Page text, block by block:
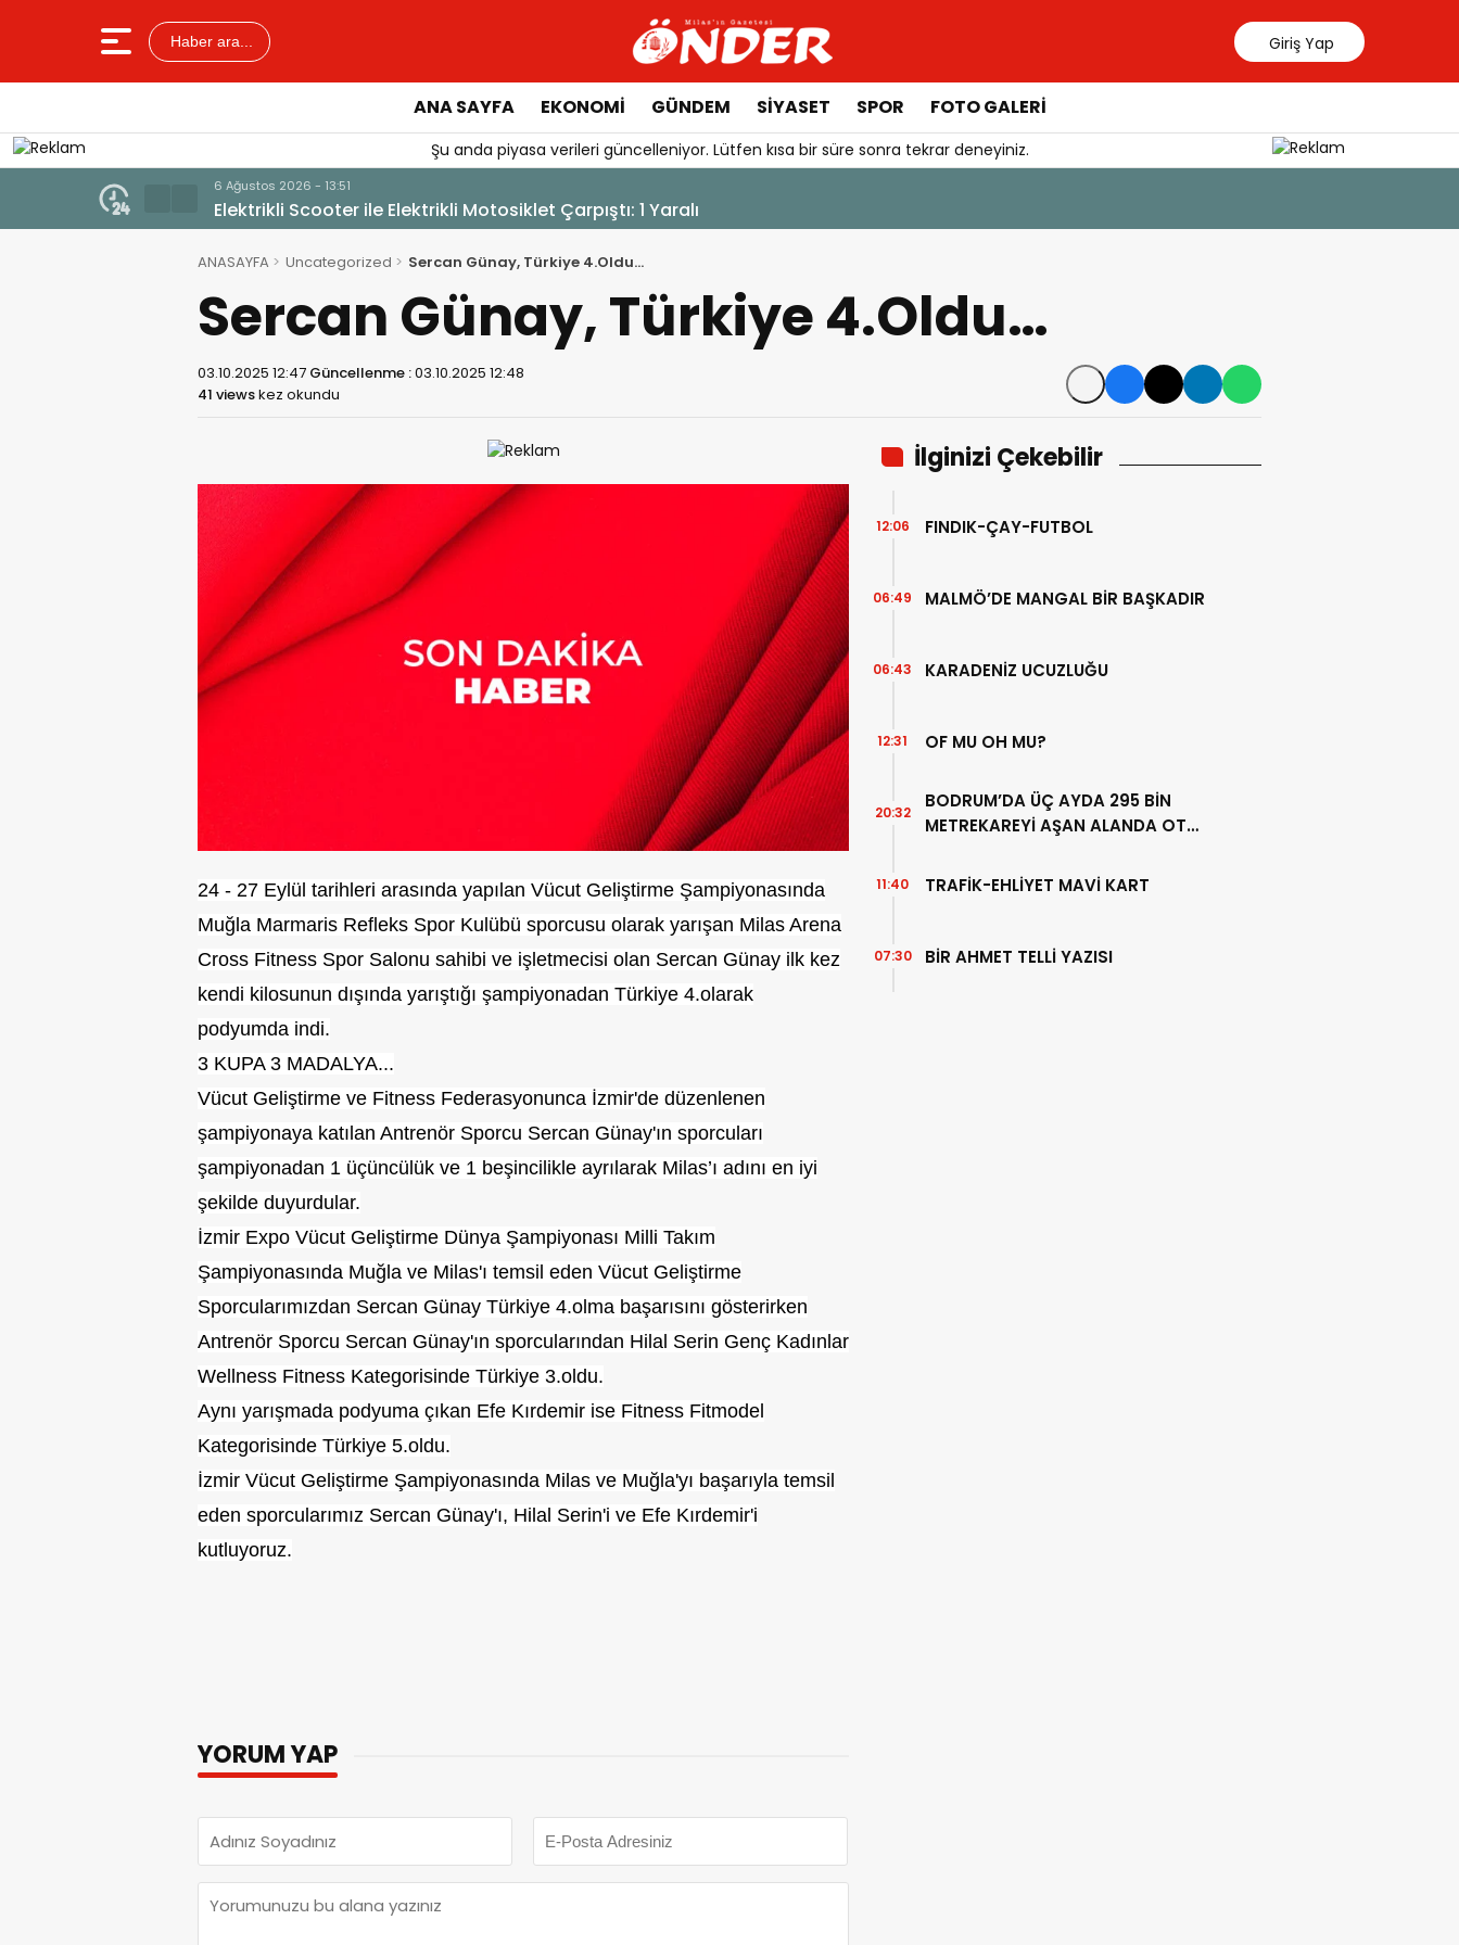
Haber ara... Giriş Yap
ANA SAYFA EKONOMİ GÜNDEM SİYASET SPOR FOTO GALERİ
Şu anda piyasa verileri güncelleniyor. Lütfen kısa bir süre sonra tekrar deneyiniz.
6 Ağustos 2026 - 13:51
Elektrikli Scooter ile Elektrikli Motosiklet Çarpıştı: 1 Yaralı
ANASAYFA Uncategorized Sercan Günay, Türkiye 4.Oldu…
Sercan Günay, Türkiye 4.Oldu…
03.10.2025 12:47 Güncellenme :03.10.2025 12:48
41 viewskez okundu
24 - 27 Eylül tarihleri arasında yapılan Vücut Geliştirme Şampiyonasında
Muğla Marmaris Refleks Spor Kulübü sporcusu olarak yarışan Milas Arena
Cross Fitness Spor Salonu sahibi ve işletmecisi olan Sercan Günay ilk kez
kendi kilosunun dışında yarıştığı şampiyonadan Türkiye 4.olarak
podyumda indi.
3 KUPA 3 MADALYA...
Vücut Geliştirme ve Fitness Federasyonunca İzmir'de düzenlenen
şampiyonaya katılan Antrenör Sporcu Sercan Günay'ın sporcuları
şampiyonadan 1 üçüncülük ve 1 beşincilikle ayrılarak Milas’ı adını en iyi
şekilde duyurdular.
İzmir Expo Vücut Geliştirme Dünya Şampiyonası Milli Takım
Şampiyonasında Muğla ve Milas'ı temsil eden Vücut Geliştirme
Sporcularımızdan Sercan Günay Türkiye 4.olma başarısını gösterirken
Antrenör Sporcu Sercan Günay'ın sporcularından Hilal Serin Genç Kadınlar
Wellness Fitness Kategorisinde Türkiye 3.oldu.
Aynı yarışmada podyuma çıkan Efe Kırdemir ise Fitness Fitmodel
Kategorisinde Türkiye 5.oldu.
İzmir Vücut Geliştirme Şampiyonasında Milas ve Muğla'yı başarıyla temsil
eden sporcularımız Sercan Günay'ı, Hilal Serin'i ve Efe Kırdemir'i
kutluyoruz.
YORUM YAP
İlginizi Çekebilir
FINDIK-ÇAY-FUTBOL
12:06
MALMÖ’DE MANGAL BİR BAŞKADIR
06:49
KARADENİZ UCUZLUĞU
06:43
OF MU OH MU?
12:31
BODRUM’DA ÜÇ AYDA 295 BİN
METREKAREYİ AŞAN ALANDA OT
20:32
TRAFİK-EHLİYET MAVİ KART
11:40
BİR AHMET TELLİ YAZISI
07:30